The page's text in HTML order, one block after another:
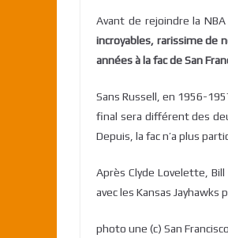
Avant de rejoindre la
incroyables, rarissime de
années à la fac de San
Sans Russell, en 1956-
final sera différent des
Depuis, la fac n’a plus
Après Clyde Lovelette,
avec les Kansas Jayhawks
photo une (c) San